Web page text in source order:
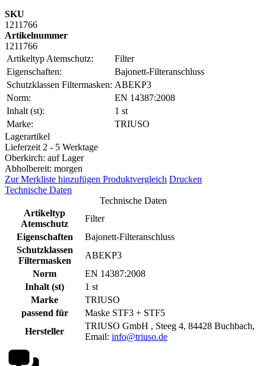
SKU
1211766
Artikelnummer
1211766
Artikeltyp Atemschutz:
Filter
Eigenschaften:
Bajonett-Filteranschluss
Schutzklassen Filtermasken: ABEKP3
Norm:
EN 14387:2008
Inhalt (st):
1 st
Marke:
TRIUSO
Lagerartikel
Lieferzeit 2 - 5 Werktage
Oberkirch: auf Lager
Abholbereit: morgen
Zur Merkliste hinzufügen Produktvergleich Drucken
Technische Daten
Technische Daten
Artikeltyp
Atemschutz
Filter
Eigenschaften
Bajonett-Filteranschluss
Schutzklassen
Filtermasken
ABEKP3
Norm
EN 14387:2008
Inhalt (st)
1 st
Marke
TRIUSO
passend für
Maske STF3 + STF5
Hersteller
TRIUSO GmbH , Steeg 4, 84428 Buchbach,
Email: info@triuso.de